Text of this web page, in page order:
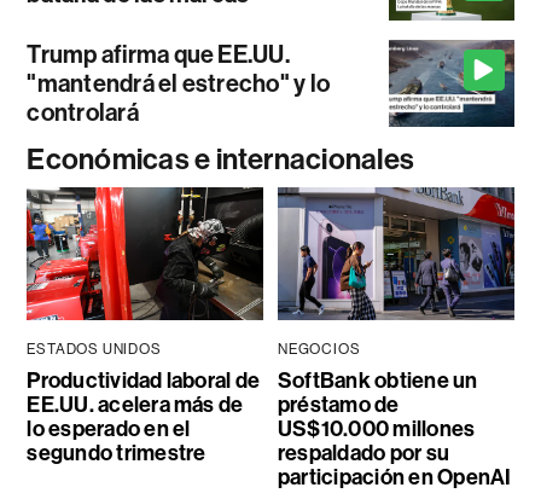
Trump afirma que EE.UU.
"mantendrá el estrecho" y lo
controlará
Económicas e internacionales
ESTADOS UNIDOS
Productividad laboral de
EE.UU. acelera más de
lo esperado en el
segundo trimestre
NEGOCIOS
SoftBank obtiene un
préstamo de
US$10.000 millones
respaldado por su
participación en OpenAI